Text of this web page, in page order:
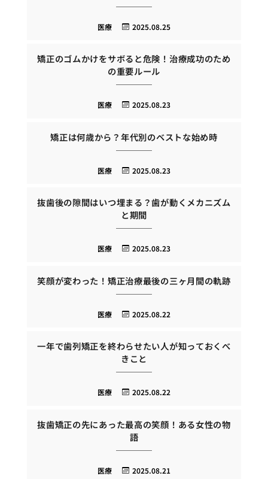
2025.08.25
医療
矯正のゴムかけをサボると危険！治療成功のため
の重要ルール
2025.08.23
医療
矯正は何歳から？年代別のベストな始め時
2025.08.23
医療
抜歯後の隙間はいつ埋まる？歯が動くメカニズム
と期間
2025.08.23
医療
笑顔が変わった！矯正治療最後の三ヶ月間の軌跡
2025.08.22
医療
一年で歯列矯正を終わらせたい人が知っておくべ
きこと
2025.08.22
医療
抜歯矯正の先にあった最高の笑顔！ある女性の物
語
2025.08.21
医療